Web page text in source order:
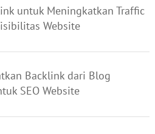
untuk Meningkatkan Traffic
Website
Backlink dari Blog
SEO Website